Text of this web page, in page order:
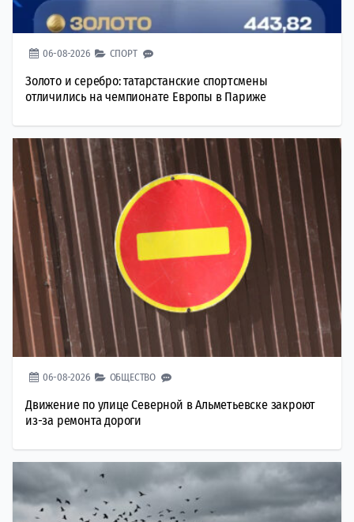
06-08-2026 СПОРТ
Золото и серебро: татарстанские спортсмены
отличились на чемпионате Европы в Париже
06-08-2026 ОБЩЕСТВО
Движение по улице Северной в Альметьевске закроют
из-за ремонта дороги